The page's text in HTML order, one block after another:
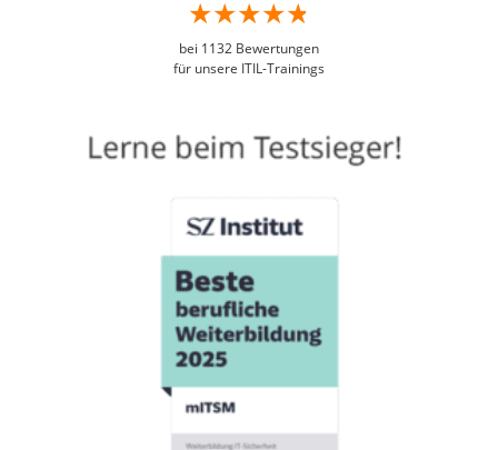
bei 1132 Bewertungen
für unsere ITIL-Trainings